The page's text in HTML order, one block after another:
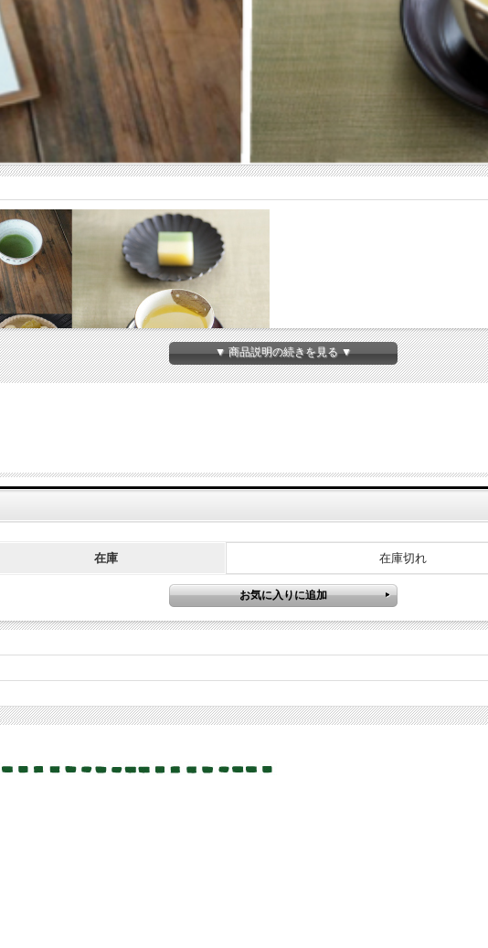
茶か珈琲」がお決まりで日本茶が出てきたことはないです！という方が多いのでは？
をセンスアップします。
」を学びますのでお気軽にご参加ください。
します。
▼ 商品説明の続きを見る ▼
在庫 在庫切れ